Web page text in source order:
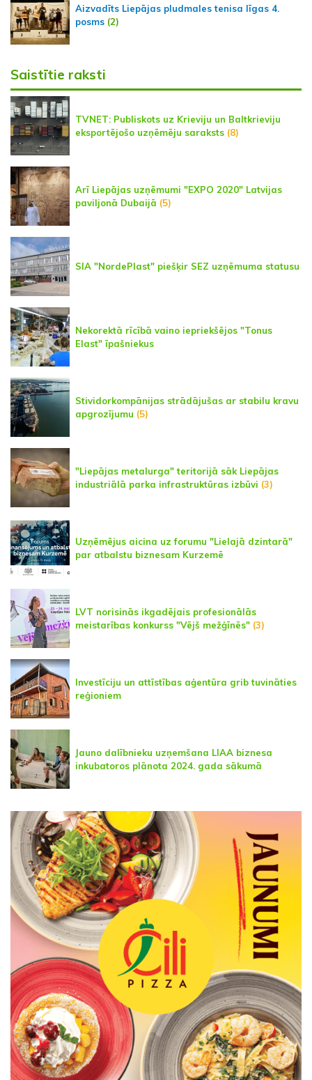
Aizvadīts Liepājas pludmales tenisa līgas 4.
posms (2)
Saistītie raksti
TVNET: Publiskots uz Krieviju un Baltkrieviju
eksportējošo uzņēmēju saraksts (8)
Arī Liepājas uzņēmumi "EXPO 2020" Latvijas
paviljonā Dubaijā (5)
SIA "NordePlast" piešķir SEZ uzņēmuma statusu
Nekorektā rīcībā vaino iepriekšējos "Tonus
Elast" īpašniekus
Stividorkompānijas strādājušas ar stabilu kravu
apgrozījumu (5)
"Liepājas metalurga" teritorijā sāk Liepājas
industriālā parka infrastruktūras izbūvi (3)
Uzņēmējus aicina uz forumu "Lielajā dzintarā"
par atbalstu biznesam Kurzemē
LVT norisinās ikgadējais profesionālās
meistarības konkurss "Vējš mežģīnēs" (3)
Investīciju un attīstības aģentūra grib tuvināties
reģioniem
Jauno dalībnieku uzņemšana LIAA biznesa
inkubatoros plānota 2024. gada sākumā